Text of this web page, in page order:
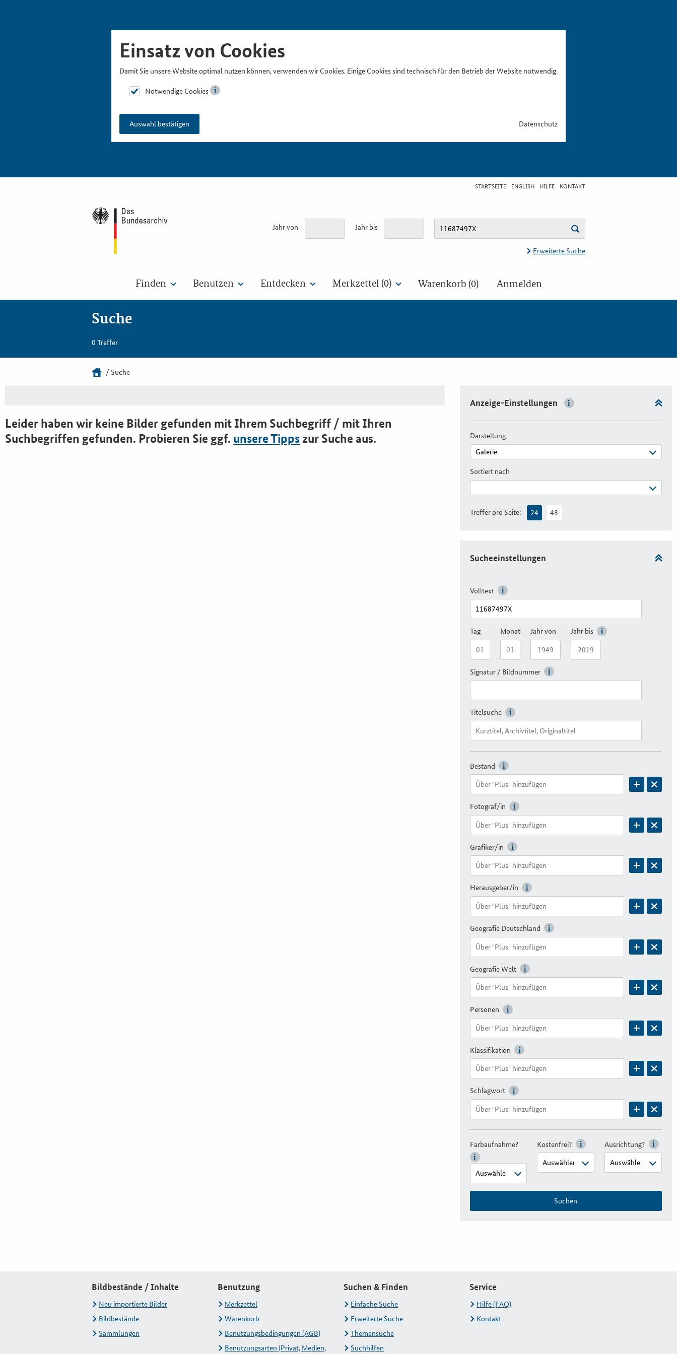
Einsatz von Cookies
Damit Sie unsere Website optimal nutzen können, verwenden wir Cookies. Einige Cookies sind technisch für den Betrieb der Website notwendig.
Notwendige Cookies
Auswahl bestätigen Datenschutz
STARTSEITE ENGLISH HILFE KONTAKT
Jahr von Jahr bis
Erweiterte Suche
Finden Benutzen Entdecken Merkzettel (0) Warenkorb (0) Anmelden
Suche
0 Treffer
Suche
Leider haben wir keine Bilder gefunden mit Ihrem Suchbegriff / mit Ihren
Suchbegriffen gefunden. Probieren Sie ggf. unsere Tippszur Suche aus.
Anzeige-Einstellungen
Darstellung
Sortiert nach
Treffer pro Seite: 24 48
Sucheeinstellungen
Volltext
Tag Monat Jahr von Jahr bis
Signatur / Bildnummer
Titelsuche
Bestand
Fotograf/in
Grafiker/in
Herausgeber/in
Geografie Deutschland
Geografie Welt
Personen
Klassifikation
Schlagwort
Farbaufnahme? Kostenfrei? Ausrichtung?
Suchen
Bildbestände / Inhalte
Neu importierte Bilder
Bildbestände
Sammlungen
Benutzung
Merkzettel
Warenkorb
Benutzungsbedingungen (AGB)
Benutzungsarten (Privat, Medien,
Suchen & Finden
Einfache Suche
Erweiterte Suche
Themensuche
Suchhilfen
Service
Hilfe (FAQ)
Kontakt